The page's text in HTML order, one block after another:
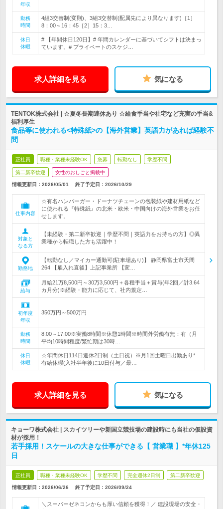
年収
勤務
時間
4組3交替制(変則)、3組3交替制(配属先により異なります)［1］
8：00～16：45［2］15：3…
休日
休暇
# 【年間休日120日】# 年間カレンダーに基づいてシフトは決まっ
ています。# プライベートのスケジ…
求人詳細を見る 気になる
TENTOK株式会社 | ☆夏冬長期連休あり ☆給食手当や社宅など充実の手当&
福利厚生
食品等に使われる<特殊紙>の【海外営業】英語力があれば経験不
問
正社員 職種・業種未経験OK 急募 転勤なし 学歴不問
第二新卒歓迎 女性のおしごと掲載中
情報更新日：2026/05/01 終了予定日： 2026/10/29
仕事内容
☆有名ハンバーガー・ドーナツチェーンの包装紙や建材用紙など
に使われる『特殊紙』の北米・欧米・中国向けの海外営業をお任
せします。
対象と
なる方
【未経験・第二新卒歓迎｜学歴不問｜英語力をお持ちの方】◎異
業種から転職した方も活躍中！
勤務地
【転勤なし／マイカー通勤可(駐車場あり)】 静岡県富士市天間
264 【雇入れ直後】上記事業所 【変…
給与
月給21万8,500円～30万3,500円＋各種手当＋賞与(年2回／計3.64
カ月分)※経験・能力に応じて、社内規定…
初年度
年収
350万円～500万円
勤務
時間
8:00～17:00※実働8時間※休憩1時間※時間外労働有無：有（月
平均10時間程度/繁忙期は30時…
休日
休暇
☆年間休日114日週休2日制（土日祝）※月1回土曜日出勤あり*
有給休暇(入社半年後に10日付与／最…
求人詳細を見る 気になる
キョーワ株式会社 | スカイツリーや新国立競技場の建設時にも当社の仮設資
材が採用！
若手採用！スケールの大きな仕事ができる【 営業職 】*年休125
日
正社員 職種・業種未経験OK 学歴不問 完全週休2日制 第二新卒歓迎
情報更新日：2026/06/26 終了予定日： 2026/09/24
＼スーパーゼネコンからも厚い信頼を獲得！／ 建設現場の安全・